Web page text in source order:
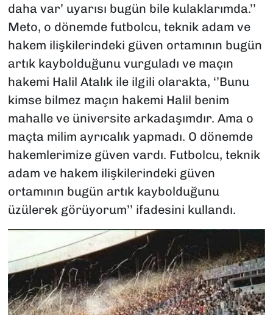
daha var’ uyarısı bugün bile kulaklarımda.’’
Meto, o dönemde futbolcu, teknik adam ve
hakem ilişkilerindeki güven ortamının bugün
artık kaybolduğunu vurguladı ve maçın
hakemi Halil Atalık ile ilgili olarakta, ‘’Bunu
kimse bilmez maçın hakemi Halil benim
mahalle ve üniversite arkadaşımdır. Ama o
maçta milim ayrıcalık yapmadı. O dönemde
hakemlerimize güven vardı. Futbolcu, teknik
adam ve hakem ilişkilerindeki güven
ortamının bugün artık kaybolduğunu
üzülerek görüyorum’’ ifadesini kullandı.